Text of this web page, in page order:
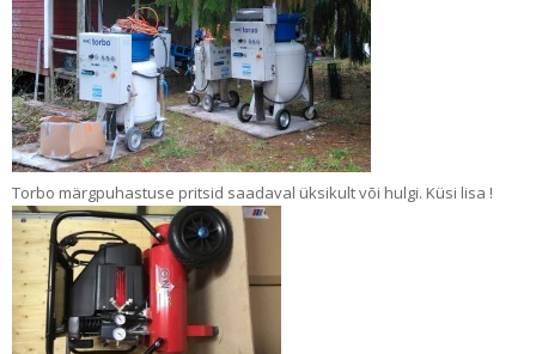
Torbo märgpuhastuse pritsid saadaval üksikult või hulgi. Küsi lisa !